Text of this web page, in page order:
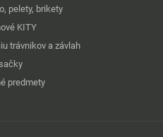
pelety, brikety
KITY
trávnikov a závlah
predmety